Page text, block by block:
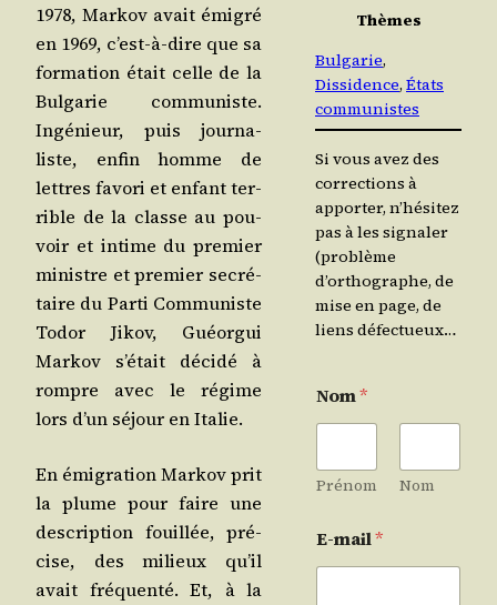
1978, Mar­kov avait émi­gré
en 1969, c’est-à-dire que sa
for­ma­tion était celle de la
Bul­ga­rie com­mu­niste.
Ingé­nieur, puis jour­na­
liste, enfin homme de
lettres favo­ri et enfant ter­
rible de la classe au pou­
voir et intime du pre­mier
ministre et pre­mier secré­
taire du Par­ti Com­mu­niste
Todor Jikov, Guéor­gui
Mar­kov s’é­tait déci­dé à
rompre avec le régime
lors d’un séjour en Italie.
En émi­gra­tion Mar­kov prit
la plume pour faire une
des­crip­tion fouillée, pré­
cise, des milieux qu’il
avait fré­quen­té. Et, à la
Thèmes
Bulgarie
Dissidence, États
communistes
Si vous avez des
corrections à
apporter, n’hésitez
pas à les signaler
(problème
d’orthographe, de
mise en page, de
liens défectueux…
Nom*
Prénom Nom
E-mail*